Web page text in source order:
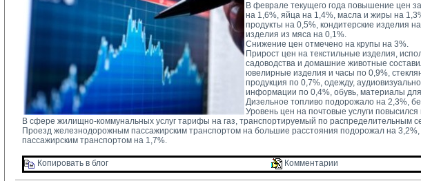
В феврале текущего года повышение цен
на 1,6%, яйца на 1,4%, масла и жиры на
продукты на 0,5%, кондитерские изделия
изделия из мяса на 0,1%.
Снижение цен отмечено на крупы на 3%.
Прирост цен на текстильные изделия,
садоводства и домашние животные
ювелирные изделия и часы по 0,9%,
продукция по 0,7%, одежду,
информации по 0,4%, обувь, материалы
Дизельное топливо подорожало на 2,3%,
Уровень цен на почтовые услуги
В сфере жилищно-коммунальных услуг тарифы на газ, транспортируемый по распределительным
Проезд железнодорожным пассажирским транспортом на большие расстояния подорожал на
пассажирским транспортом на 1,7%.
Копировать в блог Комментарии